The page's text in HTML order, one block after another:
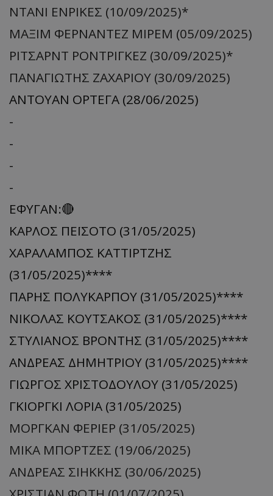
ΝΤΑΝΙ ΕΝΡΙΚΕΣ (10/09/2025)*
ΜΑΞΙΜ ΦΕΡΝΑΝΤΕΖ ΜΙΡΕΜ (05/09/2025)
ΡΙΤΣΑΡΝΤ ΡΟΝΤΡΙΓΚΕΖ (30/09/2025)*
ΠΑΝΑΓΙΩΤΗΣ ΖΑΧΑΡΙΟΥ (30/09/2025)
ΑΝΤΟΥΑΝ ΟΡΤΕΓΑ (28/06/2025)
-
-
-
-
ΕΦΥΓΑΝ:🔴
ΚΑΡΛΟΣ ΠΕΪΣΟΤΟ (31/05/2025)
ΧΑΡΑΛΑΜΠΟΣ ΚΑΤΤΙΡΤΖΗΣ
(31/05/2025)****
ΠΑΡΗΣ ΠΟΛΥΚΑΡΠΟΥ (31/05/2025)****
ΝΙΚΟΛΑΣ ΚΟΥΤΣΑΚΟΣ (31/05/2025)****
ΣΤΥΛΙΑΝΟΣ ΒΡΟΝΤΗΣ (31/05/2025)****
ΑΝΔΡΕΑΣ ΔΗΜΗΤΡΙΟΥ (31/05/2025)****
ΓΙΩΡΓΟΣ ΧΡΙΣΤΟΔΟΥΛΟΥ (31/05/2025)
ΓΚΙΟΡΓΚΙ ΛΟΡΙΑ (31/05/2025)
ΜΟΡΓΚΑΝ ΦΕΡΙΕΡ (31/05/2025)
ΜΙΚΑ ΜΠΟΡΤΖΕΣ (19/06/2025)
ΑΝΔΡΕΑΣ ΣΙΗΚΚΗΣ (30/06/2025)